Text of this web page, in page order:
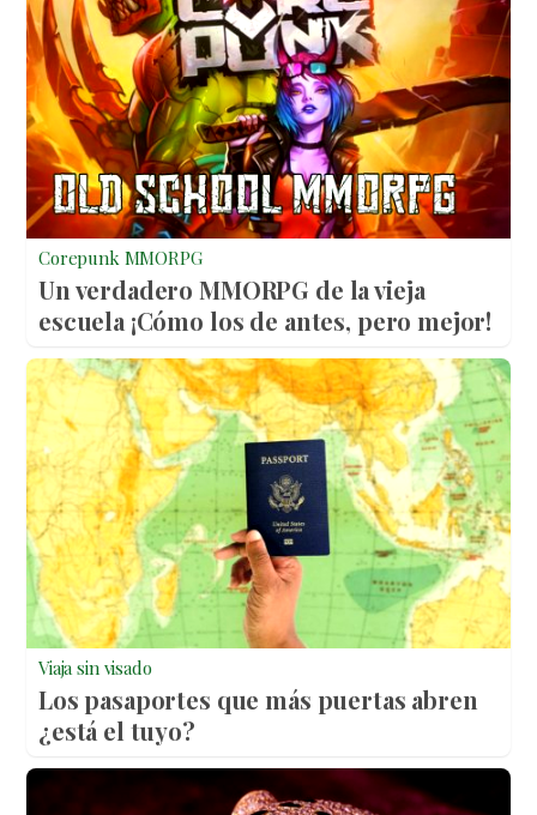
Corepunk MMORPG
Un verdadero MMORPG de la vieja
escuela ¡Cómo los de antes, pero mejor!
Viaja sin visado
Los pasaportes que más puertas abren
¿está el tuyo?